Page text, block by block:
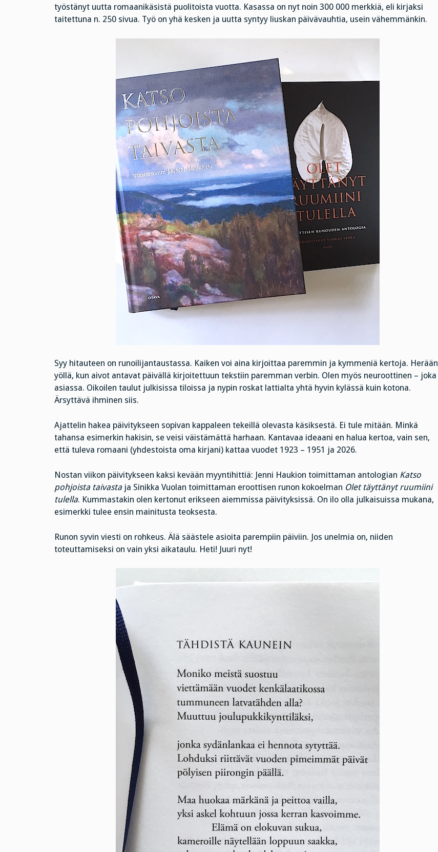
työstänyt uutta romaanikäsistä puolitoista vuotta. Kasassa on nyt noin 300 000 merkkiä, eli kirjaksi
taitettuna n. 250 sivua. Työ on yhä kesken ja uutta syntyy liuskan päivävauhtia, usein vähemmänkin.
Syy hitauteen on runoilijantaustassa. Kaiken voi aina kirjoittaa paremmin ja kymmeniä kertoja. Herään
yöllä, kun aivot antavat päivällä kirjoitettuun tekstiin paremman verbin. Olen myös neuroottinen – joka
asiassa. Oikoilen taulut julkisissa tiloissa ja nypin roskat lattialta yhtä hyvin kylässä kuin kotona.
Ärsyttävä ihminen siis.
Ajattelin hakea päivitykseen sopivan kappaleen tekeillä olevasta käsiksestä. Ei tule mitään. Minkä
tahansa esimerkin hakisin, se veisi väistämättä harhaan. Kantavaa ideaani en halua kertoa, vain sen,
että tuleva romaani (yhdestoista oma kirjani) kattaa vuodet 1923 – 1951 ja 2026.
Nostan viikon päivitykseen kaksi kevään myyntihittiä: Jenni Haukion toimittaman antologian Katso
pohjoista taivastaja Sinikka Vuolan toimittaman eroottisen runon kokoelman Olet täyttänyt ruumiini
tulella. Kummastakin olen kertonut erikseen aiemmissa päivityksissä. On ilo olla julkaisuissa mukana,
esimerkki tulee ensin mainitusta teoksesta.
Runon syvin viesti on rohkeus. Älä säästele asioita parempiin päiviin. Jos unelmia on, niiden
toteuttamiseksi on vain yksi aikataulu. Heti! Juuri nyt!